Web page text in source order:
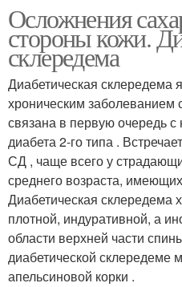
Осложнения
стороны кожи.
склередема
Диабетическая склередема
хроническим заболеванием
связана в первую очередь
диабета 2-го типа .
СД , чаще всего у
среднего возраста,
Диабетическая склередема
плотной, индуративной, а
области верхней части
диабетической склередеме
апельсиновой корки .